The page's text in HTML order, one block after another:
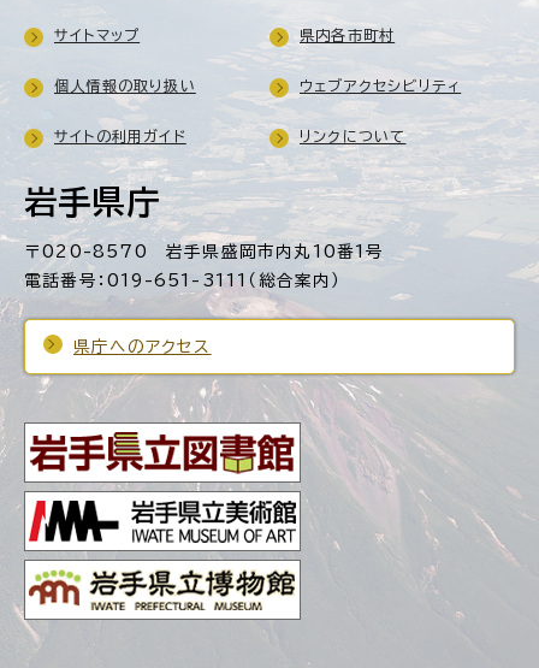
岩手県庁
〒020-8570 岩手県盛岡市内丸10番1号
電話番号：019-651-3111（総合案内）
県庁へのアクセス
サイトマップ 県内各市町村
個人情報の取り扱い ウェブアクセシビリティ
サイトの利用ガイド リンクについて